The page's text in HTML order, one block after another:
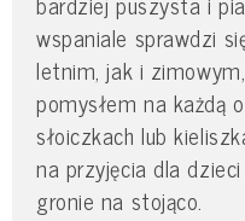
wspaniale sprawdzi
letnim, jak i
pomysłem na każdą
słoiczkach lub
na przyjęcia dla
gronie na stojąco.